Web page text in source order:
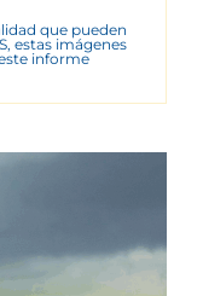
que pueden
estas imágenes
informe